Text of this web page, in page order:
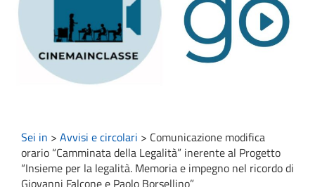
Sei in > Avvisi e circolari > Comunicazione modifica
orario “Camminata della Legalità” inerente al Progetto
“Insieme per la legalità. Memoria e impegno nel ricordo di